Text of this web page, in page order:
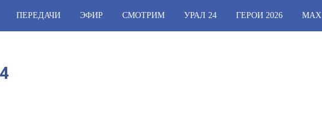
ПЕРЕДАЧИ ЭФИР СМОТРИМ УРАЛ 24 ГЕРОИ 2026 МАХ